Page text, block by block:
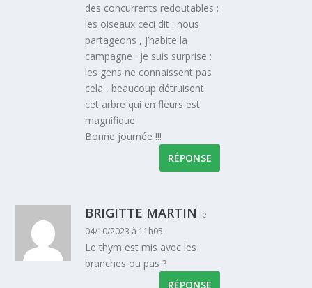
des concurrents redoutables :
les oiseaux ceci dit : nous
partageons , j’habite la
campagne : je suis surprise :
les gens ne connaissent pas
cela , beaucoup détruisent
cet arbre qui en fleurs est
magnifique
Bonne journée !!!
RÉPONSE
BRIGITTE MARTIN le
04/10/2023 à 11h05
Le thym est mis avec les
branches ou pas ?
RÉPONSE